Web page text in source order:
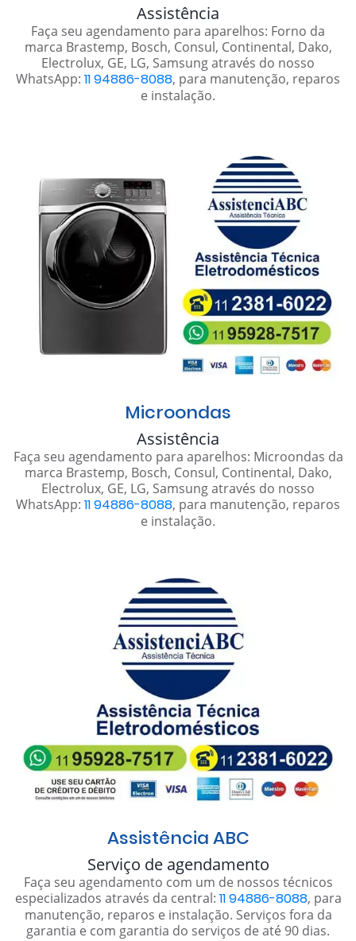
Assistência
Faça seu agendamento para aparelhos: Forno da
marca Brastemp, Bosch, Consul, Continental, Dako,
Electrolux, GE, LG, Samsung através do nosso
WhatsApp: 11 94886-8088, para manutenção, reparos
e instalação.
Microondas
Assistência
Faça seu agendamento para aparelhos: Microondas da
marca Brastemp, Bosch, Consul, Continental, Dako,
Electrolux, GE, LG, Samsung através do nosso
WhatsApp: 11 94886-8088, para manutenção, reparos
e instalação.
Assistência ABC
Serviço de agendamento
Faça seu agendamento com um de nossos técnicos
especializados através da central: 11 94886-8088, para
manutenção, reparos e instalação. Serviços fora da
garantia e com garantia do serviços de até 90 dias.